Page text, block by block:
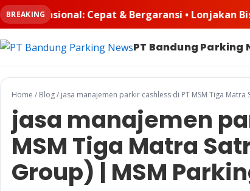
BREAKING Bisnis Padel Buat Ruangkayu.com
PT Bandung Parking
Home / Blog/ jasa manajemen parkir cashless di PT MSM Tiga Matra
jasa manajemen
MSM Tiga Matra
Group) | MSM